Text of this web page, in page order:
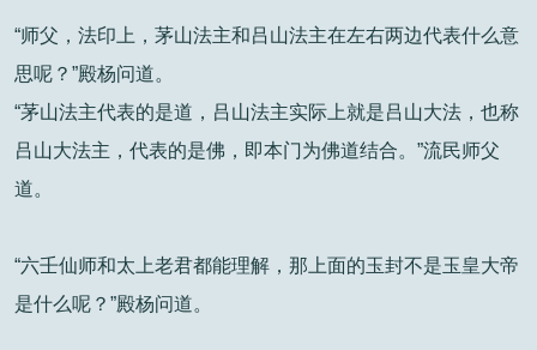
“师父，法印上，茅山法主和吕山法主在左右两边代表什么意
思呢？”殿杨问道。
“茅山法主代表的是道，吕山法主实际上就是吕山大法，也称
吕山大法主，代表的是佛，即本门为佛道结合。”流民师父
道。
“六壬仙师和太上老君都能理解，那上面的玉封不是玉皇大帝
是什么呢？”殿杨问道。